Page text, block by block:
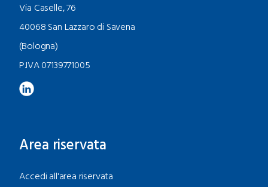
Via Caselle, 76
40068 San Lazzaro di Savena
(Bologna)
P.IVA 07139771005
Area riservata
Accedi all'area riservata